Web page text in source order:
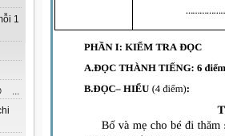
1
...